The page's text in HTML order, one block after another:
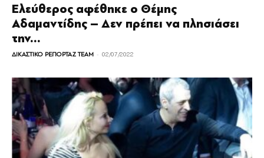
Ελεύθερος αφέθηκε ο Θέμης
Αδαμαντίδης – Δεν πρέπει να πλησιάσει
την...
ΔΙΚΑΣΤΙΚΟ ΡΕΠΟΡΤΑΖ TEAM - 02/07/2022